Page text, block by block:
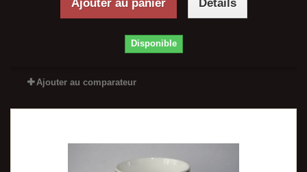
Ajouter au panier Détails
Disponible
Ajouter au comparateur